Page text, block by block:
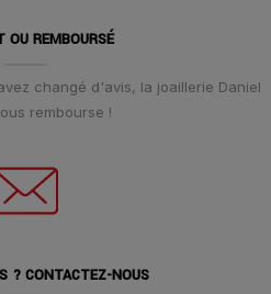
OU REMBOURSÉ
changé d'avis, la joaillerie Daniel
rembourse !
? CONTACTEZ-NOUS